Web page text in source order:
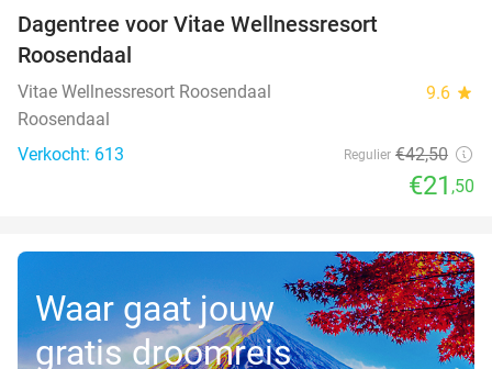
Dagentree voor Vitae Wellnessresort
Roosendaal
Vitae Wellnessresort Roosendaal 9.6 star
Roosendaal
Verkocht: 613
Regulier €42,50
€21 ,50
Waar gaat jouw
gratis droomreis